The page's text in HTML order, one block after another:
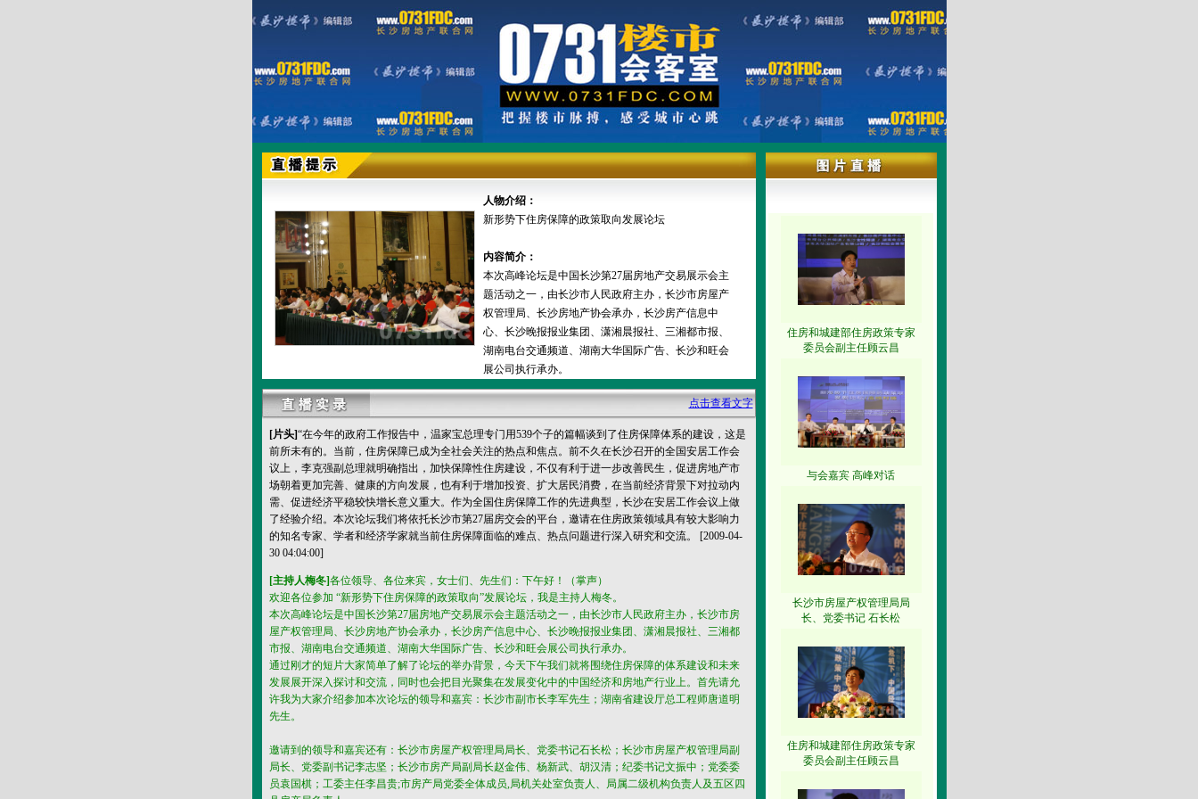
人物介绍：
新形势下住房保障的政策取向发展论坛
内容简介：
本次高峰论坛是中国长沙第27届房地产交易展示会主
题活动之一，由长沙市人民政府主办，长沙市房屋产
权管理局、长沙房地产协会承办，长沙房产信息中
心、长沙晚报报业集团、潇湘晨报社、三湘都市报、
湖南电台交通频道、湖南大华国际广告、长沙和旺会
展公司执行承办。
点击查看文字